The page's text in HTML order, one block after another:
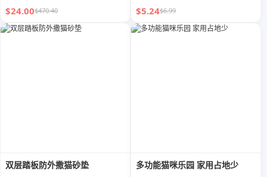
器，不锈钢猫砂铲
$24.00$470.40
| 顺便
$5.24$6.99
双层踏板防外撒猫砂垫 多功能猫咪乐园 家用占地少